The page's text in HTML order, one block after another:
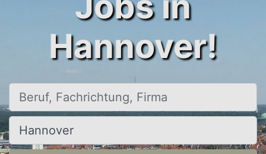
Hannover!
Beruf, Fachrichtung, Firma
Ort, Stadt